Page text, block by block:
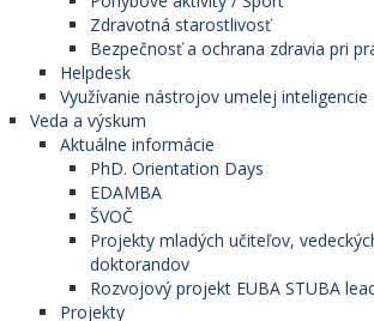
Zdravotná starostlivosť
Bezpečnosť a ochrana zdravia pri
Helpdesk
Využívanie nástrojov umelej inteligencie
Veda a výskum
Aktuálne informácie
PhD. Orientation Days
EDAMBA
ŠVOČ
Projekty mladých učiteľov,
doktorandov
Rozvojový projekt EUBA STUBA
Projekty